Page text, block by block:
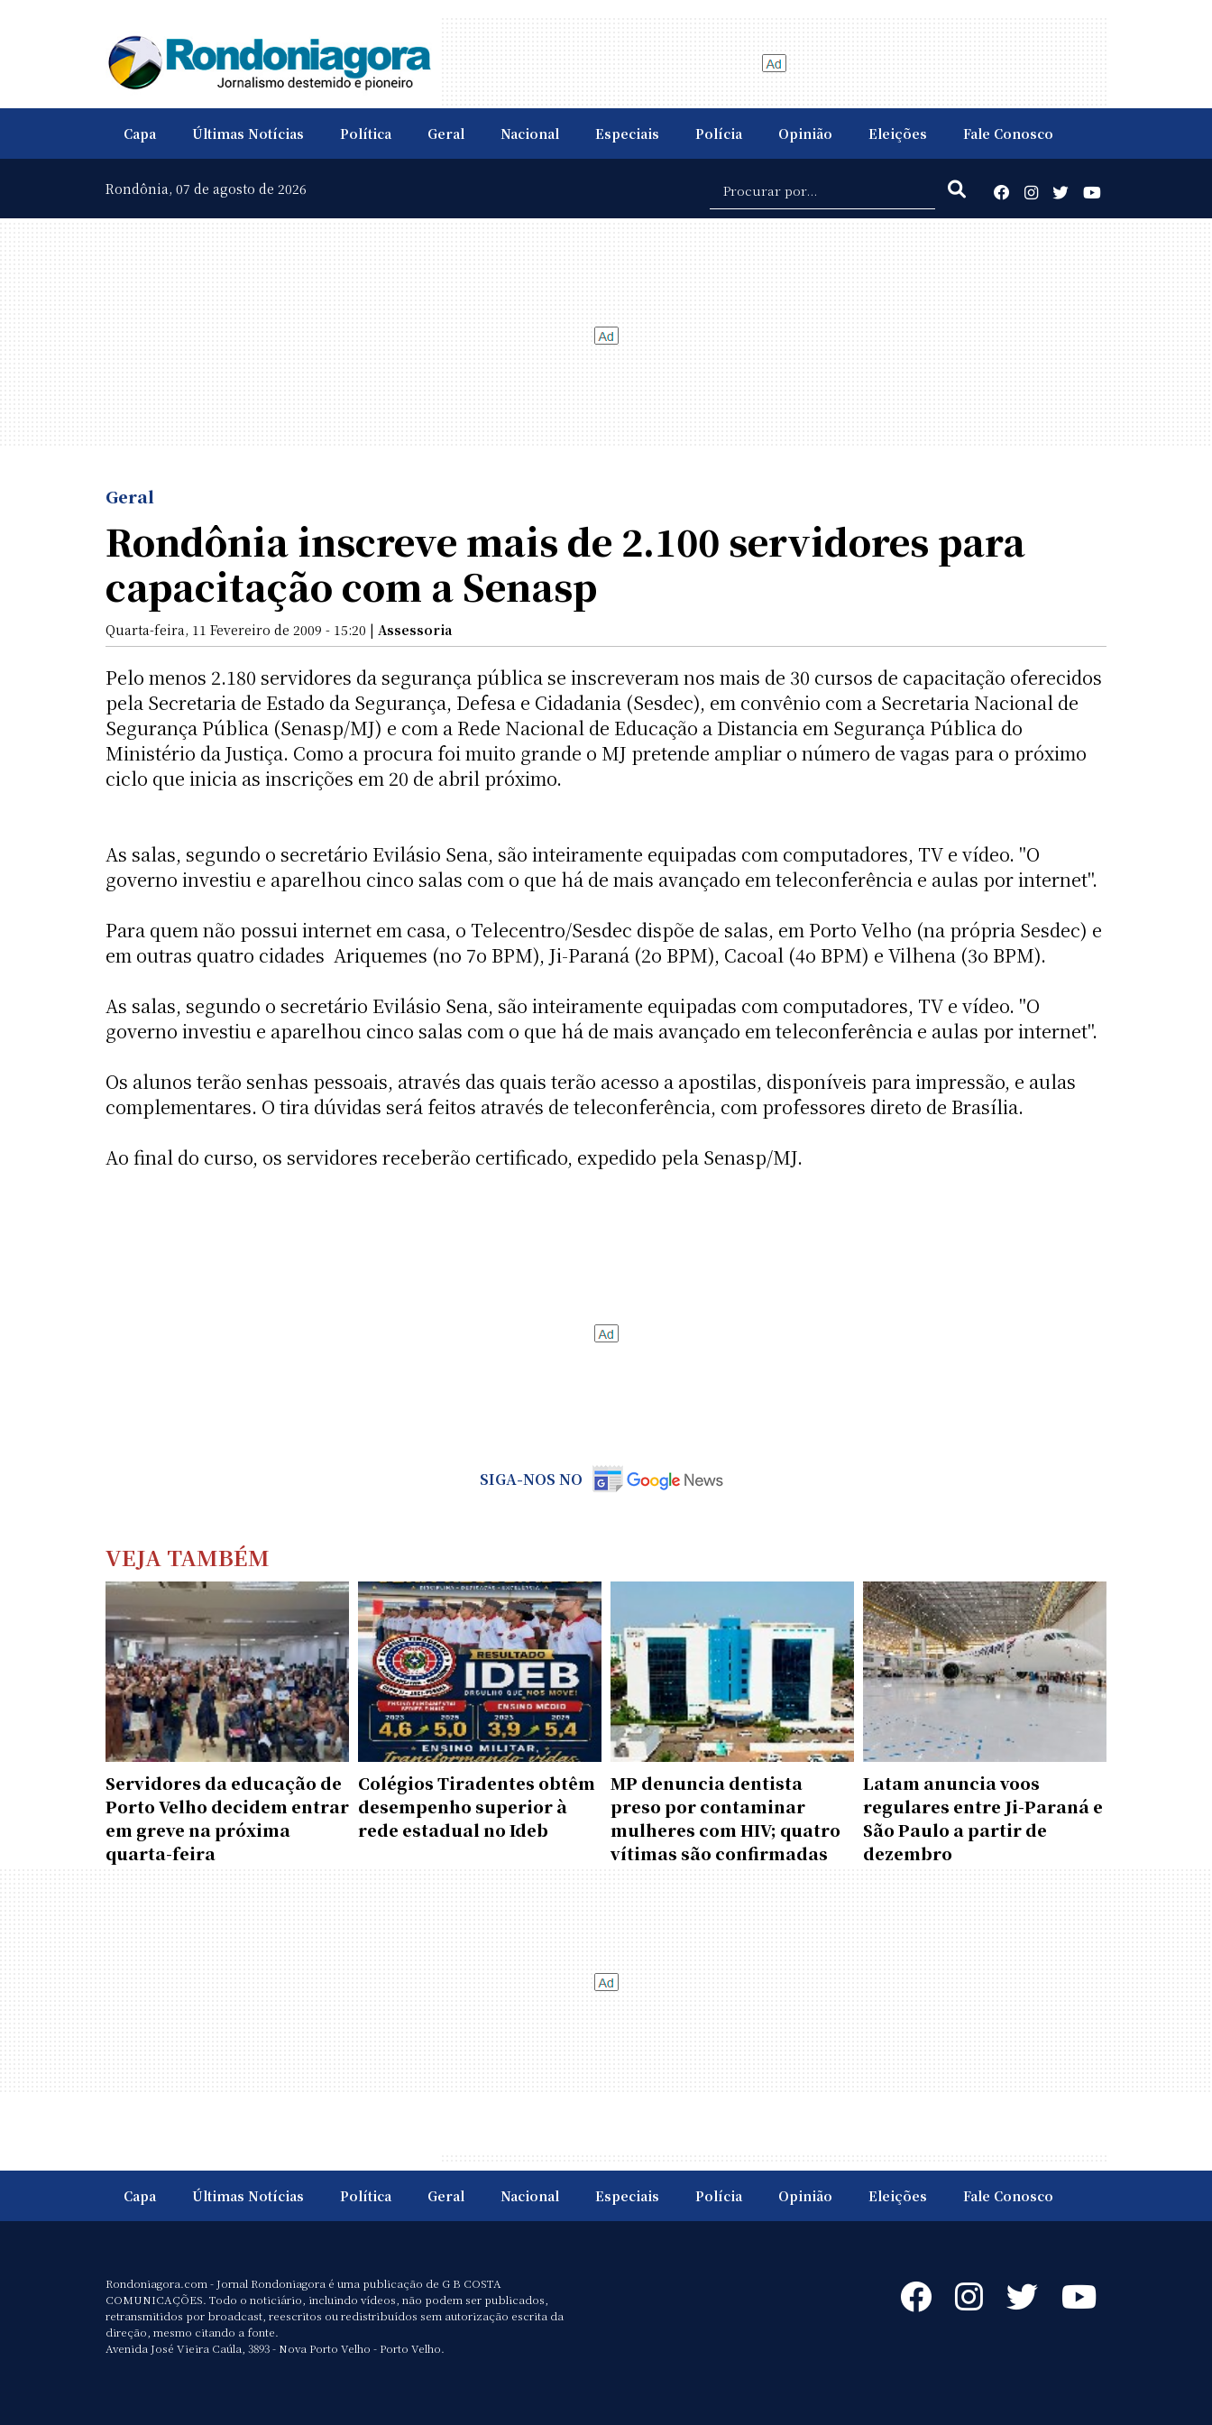
Capa Últimas Notícias Política Geral Nacional Especiais Polícia Opinião Eleições Fale Conosco
Rondônia, 07 de agosto de 2026
Geral
Rondônia inscreve mais de 2.100 servidores para
capacitação com a Senasp
Quarta-feira, 11 Fevereiro de 2009 - 15:20 | Assessoria
Pelo menos 2.180 servidores da segurança pública se inscreveram nos mais de 30 cursos de capacitação oferecidos
pela Secretaria de Estado da Segurança, Defesa e Cidadania (Sesdec), em convênio com a Secretaria Nacional de
Segurança Pública (Senasp/MJ) e com a Rede Nacional de Educação a Distancia em Segurança Pública do
Ministério da Justiça. Como a procura foi muito grande o MJ pretende ampliar o número de vagas para o próximo
ciclo que inicia as inscrições em 20 de abril próximo.
As salas, segundo o secretário Evilásio Sena, são inteiramente equipadas com computadores, TV e vídeo. "O
governo investiu e aparelhou cinco salas com o que há de mais avançado em teleconferência e aulas por internet".
Para quem não possui internet em casa, o Telecentro/Sesdec dispõe de salas, em Porto Velho (na própria Sesdec) e
em outras quatro cidades  Ariquemes (no 7o BPM), Ji-Paraná (2o BPM), Cacoal (4o BPM) e Vilhena (3o BPM).
As salas, segundo o secretário Evilásio Sena, são inteiramente equipadas com computadores, TV e vídeo. "O
governo investiu e aparelhou cinco salas com o que há de mais avançado em teleconferência e aulas por internet".
Os alunos terão senhas pessoais, através das quais terão acesso a apostilas, disponíveis para impressão, e aulas
complementares. O tira dúvidas será feitos através de teleconferência, com professores direto de Brasília.
Ao final do curso, os servidores receberão certificado, expedido pela Senasp/MJ.
SIGA-NOS NO
VEJA TAMBÉM
Servidores da educação de
Porto Velho decidem entrar
em greve na próxima
quarta-feira
Colégios Tiradentes obtêm
desempenho superior à
rede estadual no Ideb
MP denuncia dentista
preso por contaminar
mulheres com HIV; quatro
vítimas são confirmadas
Latam anuncia voos
regulares entre Ji-Paraná e
São Paulo a partir de
dezembro
Capa Últimas Notícias Política Geral Nacional Especiais Polícia Opinião Eleições Fale Conosco
Rondoniagora.com - Jornal Rondoniagora é uma publicação de G B COSTA
COMUNICAÇÕES. Todo o noticiário, incluindo vídeos, não podem ser publicados,
retransmitidos por broadcast, reescritos ou redistribuídos sem autorização escrita da
direção, mesmo citando a fonte.
Avenida José Vieira Caúla, 3893 - Nova Porto Velho - Porto Velho.